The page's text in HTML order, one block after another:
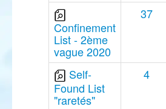
Confinement
List - 2ème
vague 2020
37
Self-
Found List
"raretés"
4